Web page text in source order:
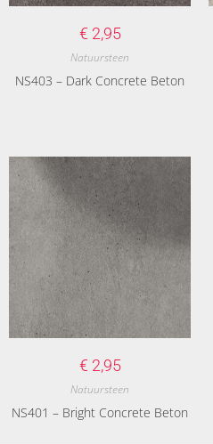
€ 2,95
Natuursteen
NS403 – Dark Concrete Beton
€ 2,95
Natuursteen
NS401 – Bright Concrete Beton